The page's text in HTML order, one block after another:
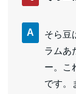
A
そら豆
ラムあ
ー。こ
です。